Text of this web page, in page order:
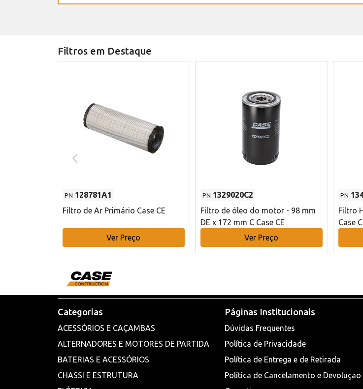
Filtros em Destaque
PN 128781A1
Filtro de Ar Primário Case CE
Ver Preço
PN 1329020C2
Filtro de óleo do motor - 98 mm
DE x 172 mm C Case CE
Ver Preço
PN
Filtro
Case
Categorias
ACESSÓRIOS E CAÇAMBAS
ALTERNADORES E MOTORES DE PARTIDA
BATERIAS E ACESSÓRIOS
CHASSI E ESTRUTURA
Páginas Institucionais
Dúvidas Frequentes
Política de Privacidade
Política de Entrega e de Retirada
Política de Cancelamento e Devoluçao